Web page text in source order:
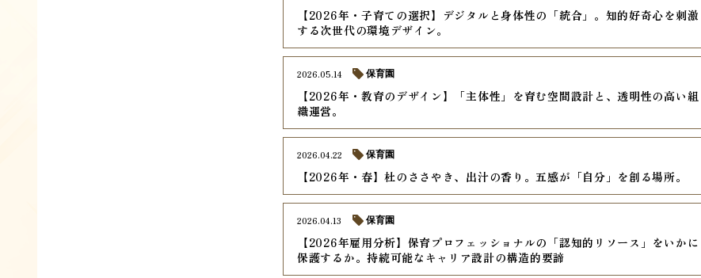
【2026年・子育ての選択】デジタルと身体性の「統合」。知的好奇心を刺激
する次世代の環境デザイン。
【2026年・教育のデザイン】「主体性」を育む空間設計と、透明性の高い組
織運営。
2026.05.14 保育園
【2026年・春】杜のささやき、出汁の香り。五感が「自分」を創る場所。
2026.04.22 保育園
【2026年雇用分析】保育プロフェッショナルの「認知的リソース」をいかに
保護するか。持続可能なキャリア設計の構造的要諦
2026.04.13 保育園